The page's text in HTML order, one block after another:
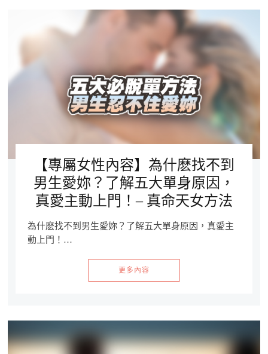
【專屬女性內容】為什麽找不到
男生愛妳？了解五大單身原因，
真愛主動上門！– 真命天女方法
為什麽找不到男生愛妳？了解五大單身原因，真愛主
動上門！…
更多內容